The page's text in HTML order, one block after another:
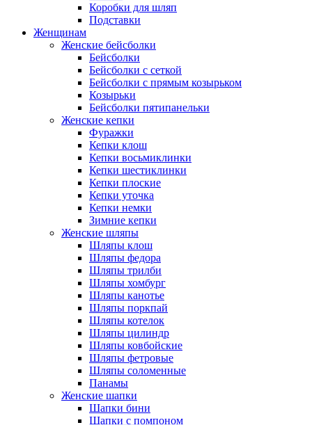
Коробки для шляп
Подставки
Женщинам
Женские бейсболки
Бейсболки
Бейсболки с сеткой
Бейсболки с прямым козырьком
Козырьки
Бейсболки пятипанельки
Женские кепки
Фуражки
Кепки клош
Кепки восьмиклинки
Кепки шестиклинки
Кепки плоские
Кепки уточка
Кепки немки
Зимние кепки
Женские шляпы
Шляпы клош
Шляпы федора
Шляпы трилби
Шляпы хомбург
Шляпы канотье
Шляпы поркпай
Шляпы котелок
Шляпы цилиндр
Шляпы ковбойские
Шляпы фетровые
Шляпы соломенные
Панамы
Женские шапки
Шапки бини
Шапки с помпоном